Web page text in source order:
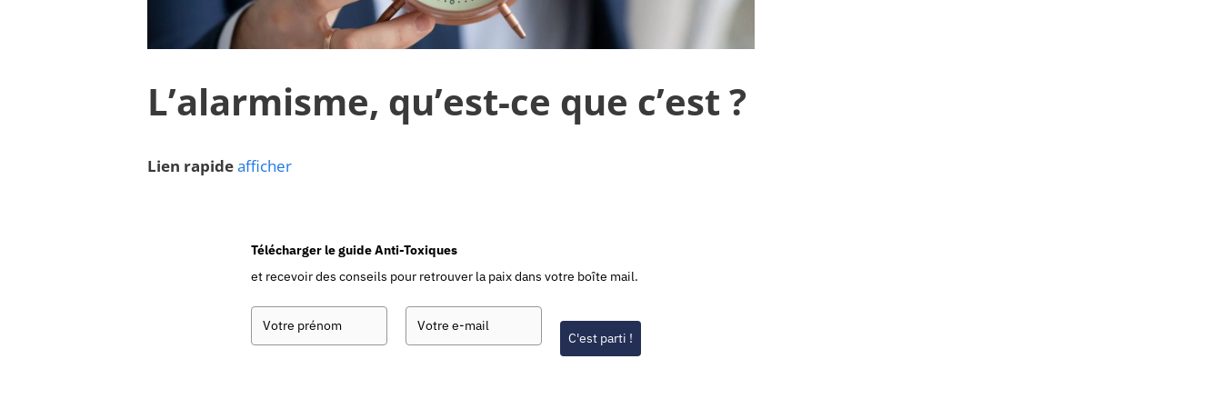
L’alarmisme, qu’est-ce que c’est ?
Lien rapideafficher
Télécharger le guide Anti-Toxiques
et recevoir des conseils pour retrouver la paix dans votre boîte mail.
C'est parti !